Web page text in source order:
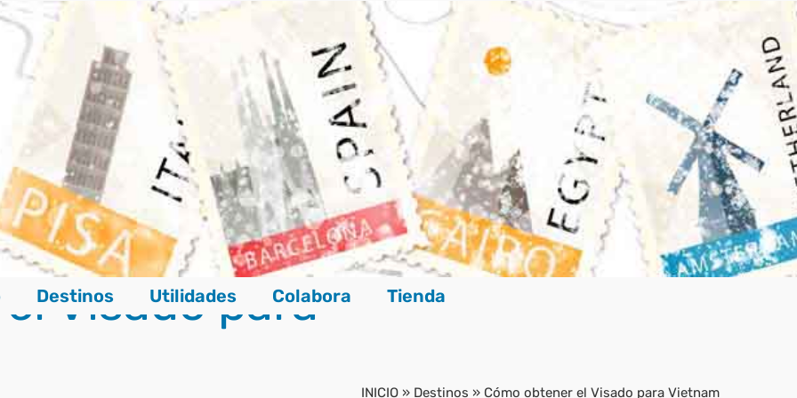
Destinos Utilidades Colabora Tienda
Visado para
INICIO » Destinos » Cómo obtener el Visado para Vietnam